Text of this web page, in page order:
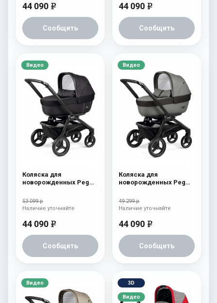
44 090 e
Сообщить
44 090 e
Сообщить
Видео
Коляска для
новорожденных Peg
53 099 р
44 090 e
Сообщить
Наличие уточняйте
Видео
Коляска для
новорожденных Peg
Atmosphere
49 299 р
44 090 e
Сообщить
Наличие уточняйте
Видео 3D
Видео